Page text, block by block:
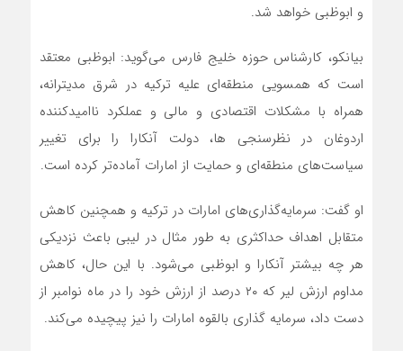
و ابوظبی خواهد شد.
بیانکو، کارشناس حوزه خلیج فارس می‌گوید: ابوظبی معتقد
است که همسویی منطقه‌ای علیه ترکیه در شرق مدیترانه،
همراه با مشکلات اقتصادی و مالی و عملکرد ناامیدکننده
اردوغان در نظرسنجی ها، دولت آنکارا را برای تغییر
سیاست‌های منطقه‌ای و حمایت از امارات آماده‌تر کرده است.
او گفت: سرمایه‌گذاری‌های امارات در ترکیه و همچنین کاهش
متقابل اهداف حداکثری به طور مثال در لیبی باعث نزدیکی
هر چه بیشتر آنکارا و ابوظبی می‌شود. با این حال، کاهش
مداوم ارزش لیر که ۲۰ درصد از ارزش خود را در ماه نوامبر از
دست داد، سرمایه گذاری بالقوه امارات را نیز پیچیده می‌کند.